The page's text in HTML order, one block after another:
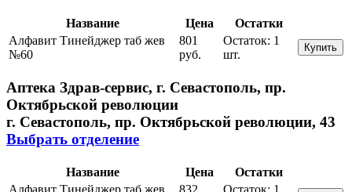
Название Цена
Остатки
Алфавит Тинейджер таб жев
№60
801
руб.
Остаток: 1
шт.
Купить
Аптека Здрав-сервис, г. Севастополь, пр.
Октябрьской революции
г. Севастополь, пр. Октябрьской революции, 43
Выбрать отделение
Название Цена
Остатки
Алфавит Тинейджер таб жев
832 Остаток: 1